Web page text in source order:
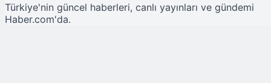
Türkiye'nin güncel haberleri, canlı yayınları ve gündemi
Haber.com'da.